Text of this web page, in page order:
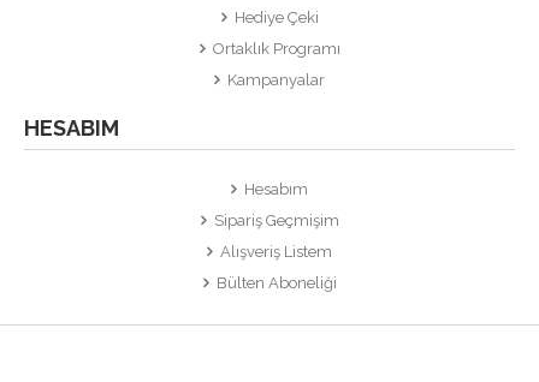
Hediye Çeki
Ortaklık Programı
Kampanyalar
HESABIM
Hesabım
Sipariş Geçmişim
Alışveriş Listem
Bülten Aboneliği